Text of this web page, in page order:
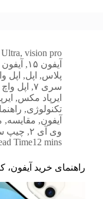
, vision pro
آیفون ۱۵
, آیفون ۱۵ پرو مکس
پلاس, اپل, اپل
سری ۷
, اپل
ایرپاد مکس,
تکنولوژی,
آیفون, مقایسه,
وی آی ۲
, چیپ
Time12 mins
راهنمای خرید آیفون،